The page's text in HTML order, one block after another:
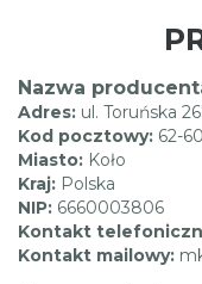
Nazwa
Adres: ul. Toruńska
Kod pocztowy: 62-
Miasto: Koło
Kraj: Polska
NIP: 6660003806
Kontakt
Kontakt mailowy: